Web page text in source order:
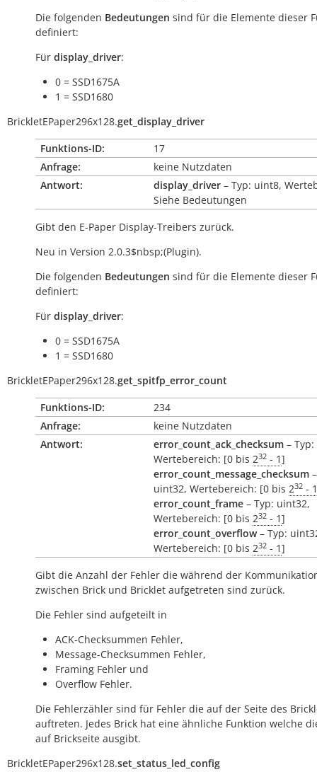
Die folgenden Bedeutungen sind für die Elemente dieser
definiert:
Für display_driver:
0 = SSD1675A
1 = SSD1680
BrickletEPaper296x128.get_display_driver
Funktions-ID:
17
Anfrage:
keine Nutzdaten
Antwort:
display_driver – Typ: uint8,
Siehe Bedeutungen
Gibt den E-Paper Display-Treibers zurück.
Neu in Version 2.0.3$nbsp;(Plugin).
Die folgenden Bedeutungen sind für die Elemente dieser
definiert:
Für display_driver:
0 = SSD1675A
1 = SSD1680
BrickletEPaper296x128.get_spitfp_error_count
Funktions-ID:
234
Anfrage:
keine Nutzdaten
Antwort:
error_count_ack_checksum –
Wertebereich: [0 bis 232 - 1]
error_count_message_checksum
uint32, Wertebereich: [0 bis 232 - 1
error_count_frame – Typ: uint32,
Wertebereich: [0 bis 232 - 1]
error_count_overflow– Typ:
Wertebereich: [0 bis 232 - 1]
Gibt die Anzahl der Fehler die während der
zwischen Brick und Bricklet aufgetreten sind zurück.
Die Fehler sind aufgeteilt in
ACK-Checksummen Fehler,
Message-Checksummen Fehler,
Framing Fehler und
Overflow Fehler.
Die Fehlerzähler sind für Fehler die auf der Seite des
auftreten. Jedes Brick hat eine ähnliche Funktion welche
auf Brickseite ausgibt.
BrickletEPaper296x128.set_status_led_config